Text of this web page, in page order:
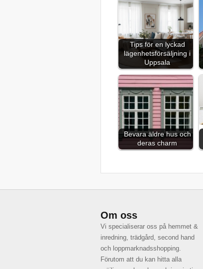
Tips för en lyckad
lägenhetsförsäljning i
Uppsala
Bevara äldre hus och
deras charm
Om oss
Vi specialiserar oss på hemmet &
inredning, trädgård, second hand
och loppmarknadsshopping.
Förutom att du kan hitta alla